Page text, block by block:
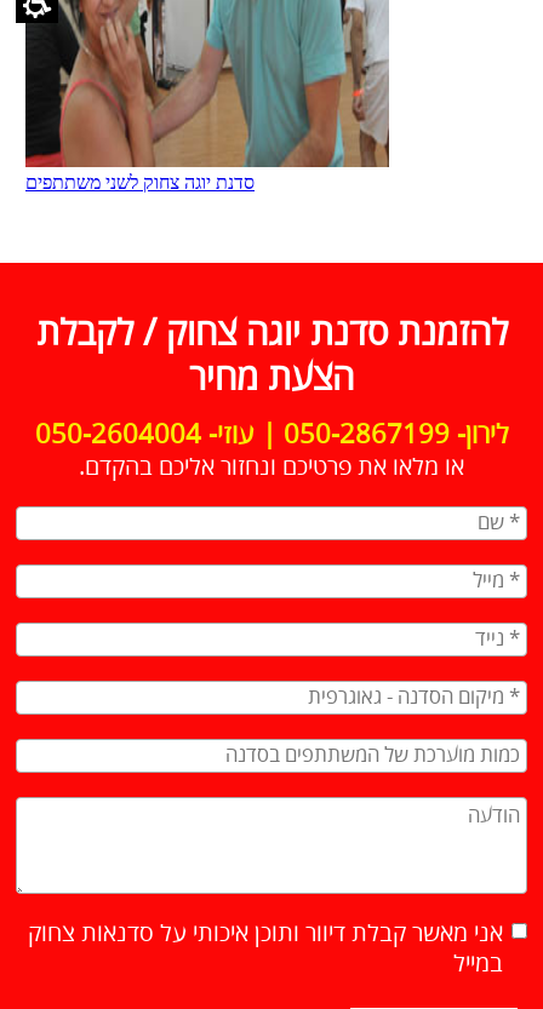
להזמנת סדנת יוגה צחוק / לקבלת
הצעת מחיר
לירון- 050-2867199 | עוזי- 050-2604004
או מלאו את פרטיכם ונחזור אליכם בהקדם.
אני מאשר קבלת דיוור ותוכן איכותי על סדנאות צחוק
במייל